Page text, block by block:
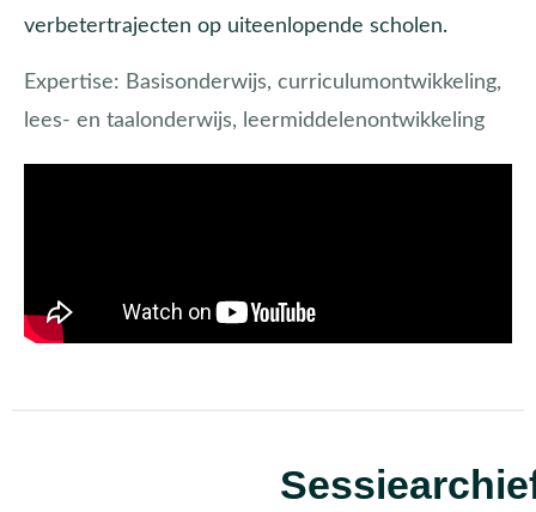
verbetertrajecten op uiteenlopende scholen.
Expertise: Basisonderwijs, curriculumontwikkeling,
lees- en taalonderwijs, leermiddelenontwikkeling